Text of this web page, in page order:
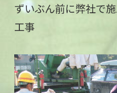
ずいぶん前に弊社で
工事